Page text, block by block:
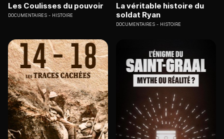
Les Coulisses du pouvoir
DOCUMENTAIRES HISTOIRE
La véritable histoire du
soldat Ryan
DOCUMENTAIRES HISTOIRE